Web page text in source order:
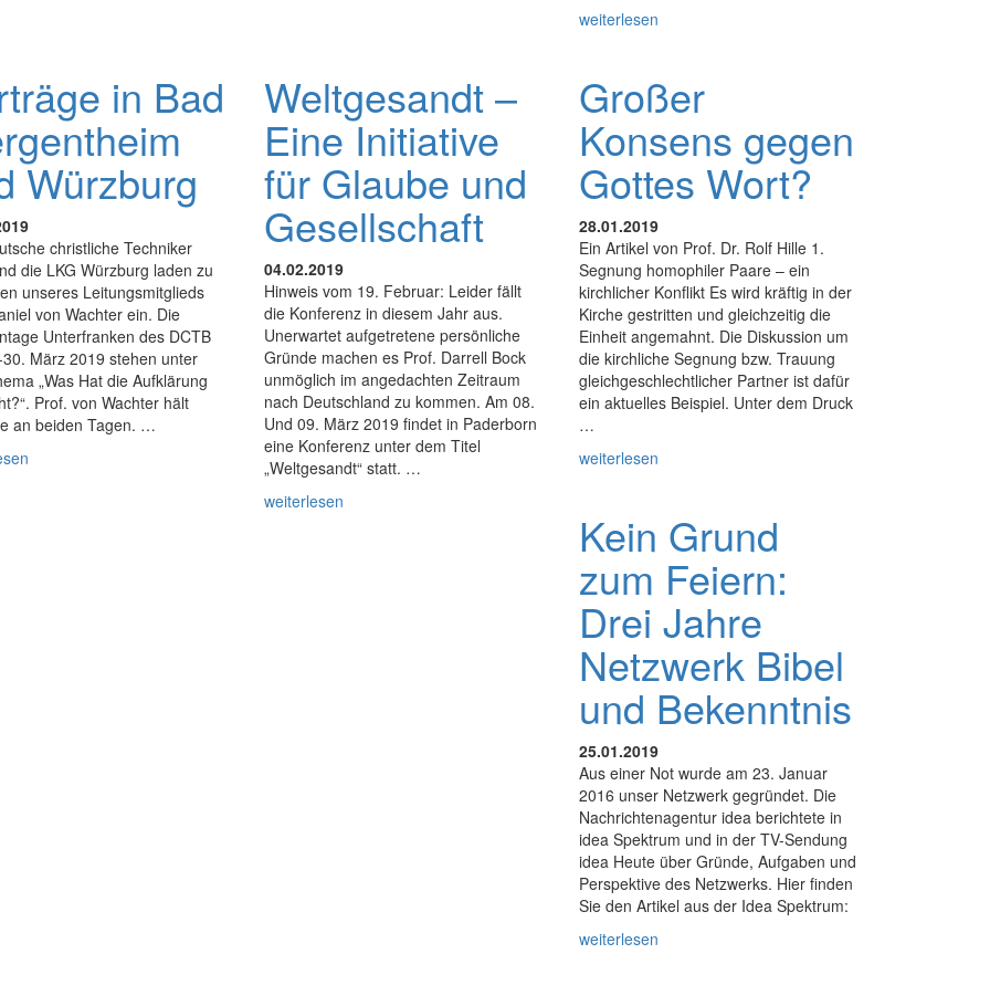
weiterlesen
in Bad
Würzburg
christliche Techniker
die LKG Würzburg laden zu
unseres Leitungsmitglieds
von Wachter ein. Die
Unterfranken des DCTB
März 2019 stehen unter
„Was Hat die Aufklärung
Prof. von Wachter hält
an beiden Tagen. …
Weltgesandt –
Eine Initiative
für Glaube und
Gesellschaft
04.02.2019
Hinweis vom 19. Februar: Leider fällt
die Konferenz in diesem Jahr aus.
Unerwartet aufgetretene persönliche
Gründe machen es Prof. Darrell Bock
unmöglich im angedachten Zeitraum
nach Deutschland zu kommen. Am 08.
Und 09. März 2019 findet in Paderborn
eine Konferenz unter dem Titel
„Weltgesandt“ statt. …
weiterlesen
Großer
Konsens gegen
Gottes Wort?
28.01.2019
Ein Artikel von Prof. Dr. Rolf Hille 1.
Segnung homophiler Paare – ein
kirchlicher Konflikt Es wird kräftig in der
Kirche gestritten und gleichzeitig die
Einheit angemahnt. Die Diskussion um
die kirchliche Segnung bzw. Trauung
gleichgeschlechtlicher Partner ist dafür
ein aktuelles Beispiel. Unter dem Druck
…
weiterlesen
Kein Grund
zum Feiern:
Drei Jahre
Netzwerk Bibel
und Bekenntnis
25.01.2019
Aus einer Not wurde am 23. Januar
2016 unser Netzwerk gegründet. Die
Nachrichtenagentur idea berichtete in
idea Spektrum und in der TV-Sendung
idea Heute über Gründe, Aufgaben und
Perspektive des Netzwerks. Hier finden
Sie den Artikel aus der Idea Spektrum:
weiterlesen